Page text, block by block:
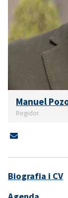
Manuel
Regidor
Biografia i CV